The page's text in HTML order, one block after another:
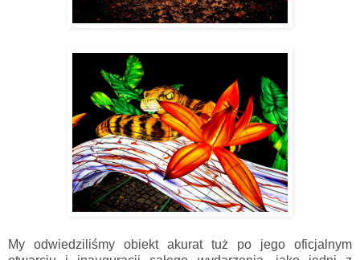
My odwiedziliśmy obiekt akurat tuż po jego oficjalnym